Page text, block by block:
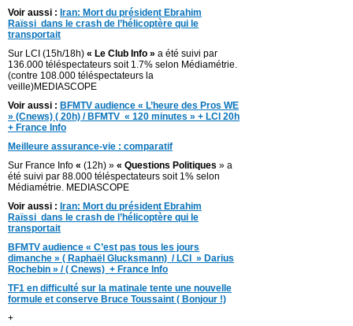
Voir aussi : Iran: Mort du président Ebrahim
Raïssi dans le crash de l’hélicoptère qui le
transportait
Sur LCI (15h/18h) « Le Club Info » a été suivi par
136.000 téléspectateurs soit 1.7% selon Médiamétrie.
(contre 108.000 téléspectateurs la
veille)MEDIASCOPE
Voir aussi : BFMTV audience « L’heure des Pros WE
» (Cnews) ( 20h) / BFMTV « 120 minutes » + LCI 20h
+ France Info
Meilleure assurance-vie : comparatif
Sur France Info « (12h) » « Questions Politiques » a
été suivi par 88.000 téléspectateurs soit 1% selon
Médiamétrie. MEDIASCOPE
Voir aussi : Iran: Mort du président Ebrahim
Raïssi dans le crash de l’hélicoptère qui le
transportait
BFMTV audience « C’est pas tous les jours
dimanche » ( Raphaël Glucksmann) / LCI » Darius
Rochebin » / ( Cnews) + France Info
TF1 en difficulté sur la matinale tente une nouvelle
formule et conserve Bruce Toussaint ( Bonjour !)
+